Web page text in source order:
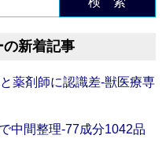
の新着記事
薬剤師に認識差‐獣医療専
中間整理‐77成分1042品